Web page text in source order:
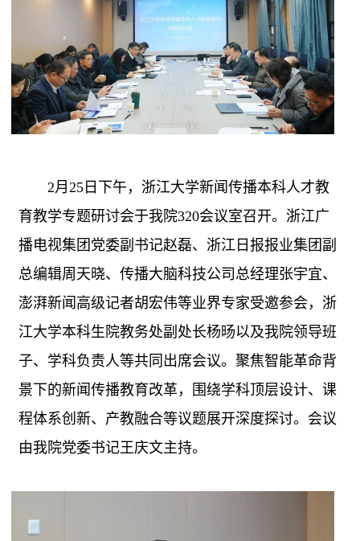
2月 25 日下午，浙江大学新闻传播本科人才教
育教学专题研讨会于我院320会议室召开。浙江广
播电视集团党委副书记赵磊、浙江日报报业集团副
总编辑周天晓、传播大脑科技公司总经理张宇宜、
澎湃新闻高级记者胡宏伟等业界专家受邀参会，浙
江大学本科生院教务处副处长杨旸以及我院领导班
子、学科负责人等共同出席会议。聚焦智能革命背
景下的新闻传播教育改革，围绕学科顶层设计、课
程体系创新、产教融合等议题展开深度探讨。会议
由我院党委书记王庆文主持。